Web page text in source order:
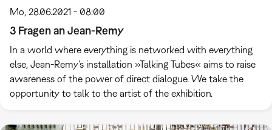
Mo, 28.06.2021 - 08:00
3 Fragen an Jean-Remy
In a world where everything is networked with everything
else, Jean-Remy's installation »Talking Tubes« aims to raise
awareness of the power of direct dialogue. We take the
opportunity to talk to the artist of the exhibition.